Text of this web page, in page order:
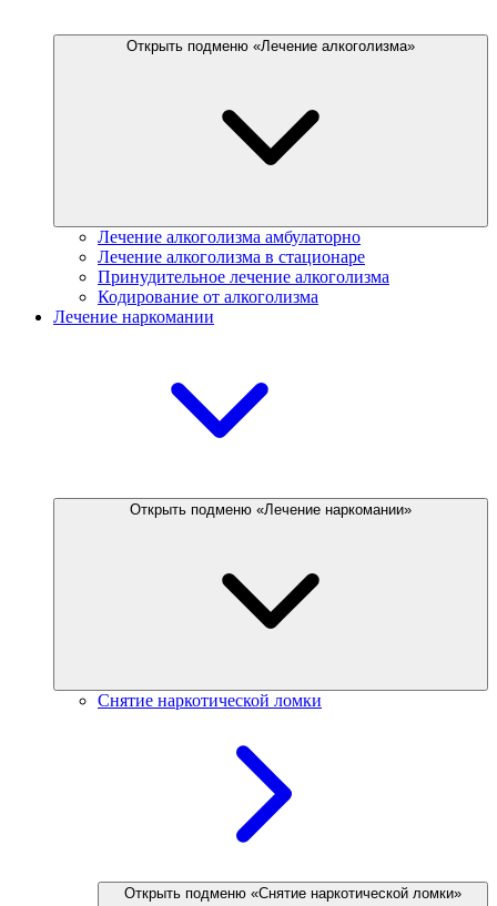
Открыть подменю «Лечение алкоголизма»
Лечение алкоголизма амбулаторно
Лечение алкоголизма в стационаре
Принудительное лечение алкоголизма
Кодирование от алкоголизма
Лечение наркомании
Открыть подменю «Лечение наркомании»
Снятие наркотической ломки
Открыть подменю «Снятие наркотической ломки»